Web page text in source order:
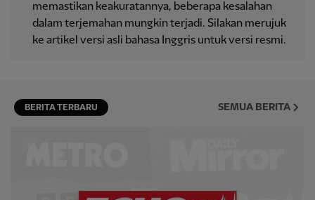
memastikan keakuratannya, beberapa kesalahan
dalam terjemahan mungkin terjadi. Silakan merujuk
ke artikel versi asli bahasa Inggris untuk versi resmi.
BERITA TERBARU SEMUA BERITA